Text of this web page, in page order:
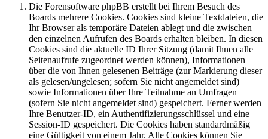
Die Forensoftware phpBB erstellt bei Ihrem Besuch des
Boards mehrere Cookies. Cookies sind kleine Textdateien, die
Ihr Browser als temporäre Dateien ablegt und die zwischen
den einzelnen Aufrufen des Boards erhalten bleiben. In diesen
Cookies sind die aktuelle ID Ihrer Sitzung (damit Ihnen alle
Seitenaufrufe zugeordnet werden können), Informationen
über die von Ihnen gelesenen Beiträge (zur Markierung dieser
als gelesen/ungelesen; sofern Sie nicht angemeldet sind)
sowie Informationen über Ihre Teilnahme an Umfragen
(sofern Sie nicht angemeldet sind) gespeichert. Ferner werden
Ihre Benutzer-ID, ein Authentifizierungsschlüssel und eine
Session-ID gespeichert. Die Cookies haben standardmäßig
eine Gültigkeit von einem Jahr. Alle Cookies können Sie